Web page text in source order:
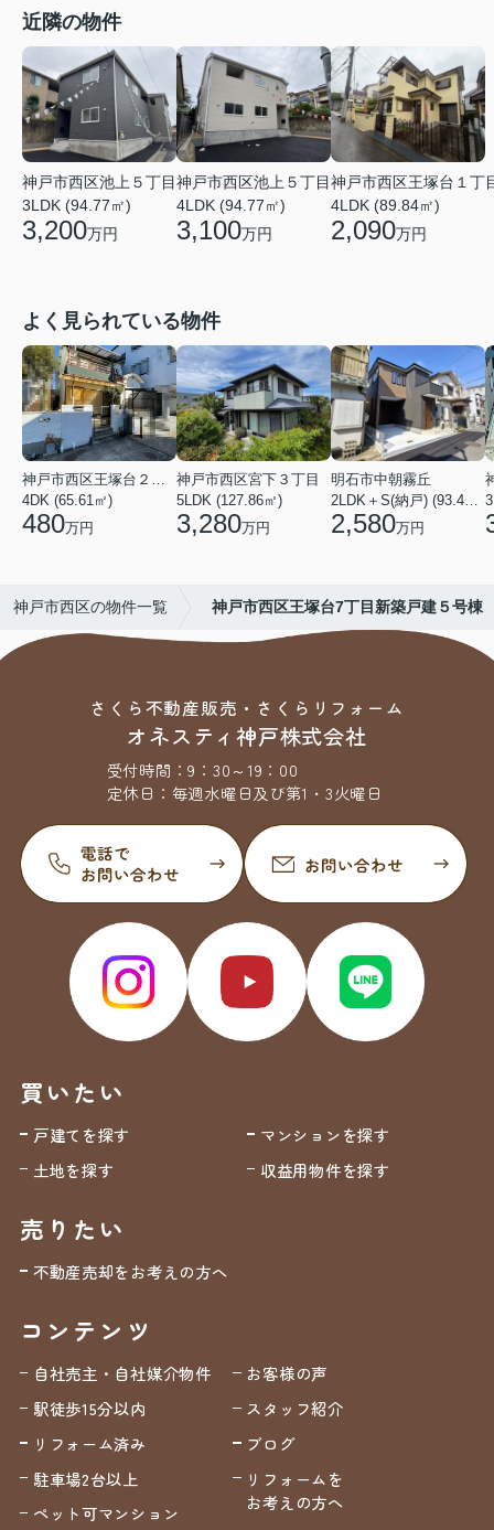
近隣の物件
神戸市西区池上５丁目
3LDK (94.77㎡)
3,200万円
神戸市西区池上５丁目
4LDK (94.77㎡)
3,100万円
神戸市西区王塚台１丁
4LDK (89.84㎡)
2,090万円
よく見られている物件
4DK (65.61㎡)
480万円
神戸市西区宮下３丁目
5LDK (127.86㎡)
3,280万円
明石市中朝霧丘
2,580万円
神戸市西区の物件一覧 神戸市西区王塚台7丁目新築戸建５号棟
さくら不動産販売・さくらリフォーム
オネスティ神戸株式会社
受付時間：9：30～19：00
定休日： 毎週水曜日及び第1・3火曜日
買いたい
戸建てを探す
マンションを探す
土地を探す
収益用物件を探す
売りたい
不動産売却をお考えの方へ
コンテンツ
自社売主・自社媒介物件
駅徒歩15分以内
リフォーム済み
駐車場2台以上
ペット可マンション
お客様の声
スタッフ紹介
ブログ
リフォームを
お考えの方へ